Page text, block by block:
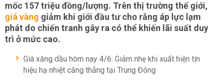
mốc 157 triệu đồng/lượng. Trên thị trường thế giới,
giá vàng giảm khi giới đầu tư cho rằng áp lực lạm
phát do chiến tranh gây ra có thể khiến lãi suất duy
trì ở mức cao.
Giá xăng dầu hôm nay 4/6: Giảm nhẹ khi xuất hiện tín
hiệu hạ nhiệt căng thẳng tại Trung Đông